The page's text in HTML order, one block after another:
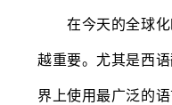
在今天的全球化
越重要。尤其是西
界上使用最广泛的